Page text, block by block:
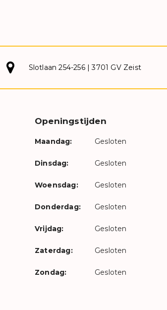
Slotlaan 254-256 | 3701 GV Zeist
Openingstijden
Maandag: Gesloten
Dinsdag: Gesloten
Woensdag: Gesloten
Donderdag: Gesloten
Vrijdag: Gesloten
Zaterdag: Gesloten
Zondag: Gesloten